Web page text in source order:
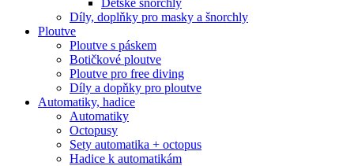
Díly, doplňky pro masky a šnorchly
Ploutve
Ploutve s páskem
Botičkové ploutve
Ploutve pro free diving
Díly a dopňky pro ploutve
Automatiky, hadice
Automatiky
Octopusy
Sety automatika + octopus
Hadice k automatikám